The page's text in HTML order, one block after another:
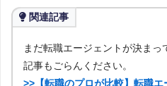
関連記事
まだ転職エージェントが決ま
記事もごらんください。
>>【転職のプロが比較】転職